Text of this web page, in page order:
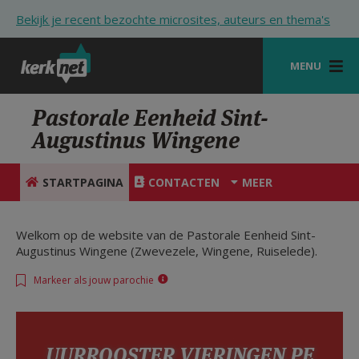
Bekijk je recent bezochte microsites, auteurs en thema's
MENU
STARTPAGINA
KERK
VIERINGEN
ZOEKEN
HULP
STARTPAGINA PORTAAL
Pastorale Eenheid Sint-
Augustinus Wingene
STARTPAGINA CONTACTEN MEER
Welkom op de website van de Pastorale Eenheid Sint-
Augustinus Wingene (Zwevezele, Wingene, Ruiselede).
Markeer als jouw parochie